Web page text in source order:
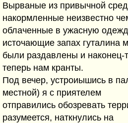
Вырваные из привычной
накормленные неизвестно
облаченные в ужасную
источающие запах гуталина
были раздавлены и наконец-
теперь нам кранты.
Под вечер, устроиышись в
местной) я с приятелем
отправились обозревать
разумеется, наткнулись на